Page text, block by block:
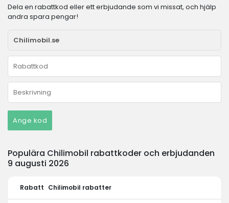
Dela en rabattkod eller ett erbjudande som vi missat, och hjälp
andra spara pengar!
Ange kod
Populära Chilimobil rabattkoder och erbjudanden
9 augusti 2026
Rabatt Chilimobil rabatter